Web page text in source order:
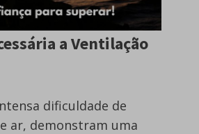
a Ventilação
dificuldade de
ar, demonstram uma